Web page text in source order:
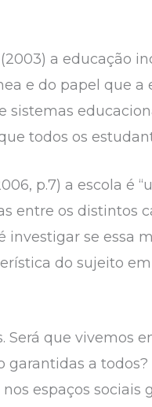
a educação
e do papel que
sistemas
todos os
p.7) a escola é
entre os distintos
investigar se essa
do sujeito
Será que vivemos
a
espaços sociais